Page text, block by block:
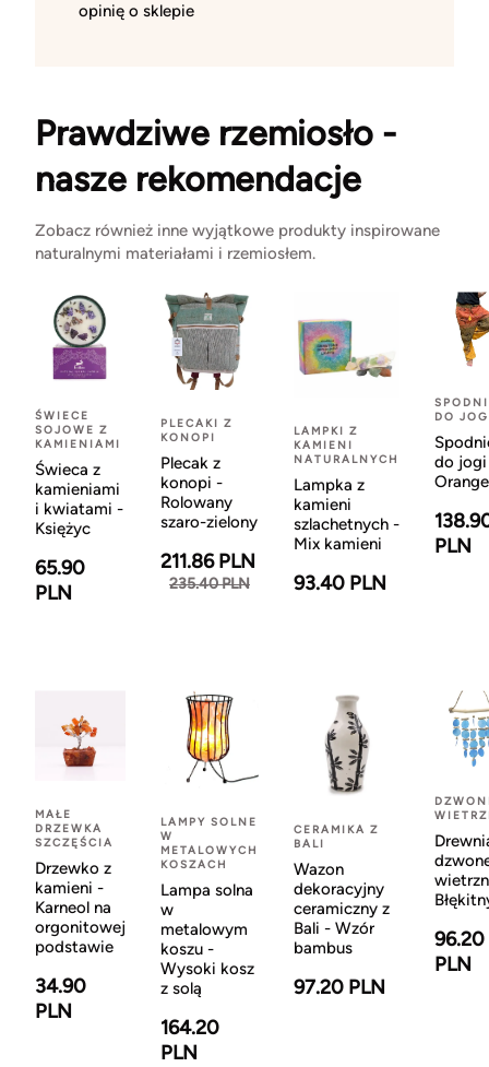
opinię o sklepie
Prawdziwe rzemiosło -
nasze rekomendacje
Zobacz również inne wyjątkowe produkty inspirowane
naturalnymi materiałami i rzemiosłem.
ŚWIECE
SOJOWE Z
KAMIENIAMI
Świeca z
kamieniami
i kwiatami -
Księżyc
65.90
PLN
PLECAKI Z
KONOPI
Plecak z
konopi -
Rolowany
szaro-zielony
211.86 PLN
235.40 PLN
LAMPKI Z
KAMIENI
NATURALNYCH
Lampka z
kamieni
szlachetnych -
Mix kamieni
93.40 PLN
DO
do
Orange
PLN
MAŁE
DRZEWKA
SZCZĘŚCIA
Drzewko z
kamieni -
Karneol na
orgonitowej
podstawie
34.90
PLN
LAMPY SOLNE
W
METALOWYCH
KOSZACH
Lampa solna
w
metalowym
koszu -
Wysoki kosz
z solą
164.20
PLN
CERAMIKA Z
BALI
Wazon
dekoracyjny
ceramiczny z
Bali - Wzór
bambus
97.20 PLN
96.20
PLN